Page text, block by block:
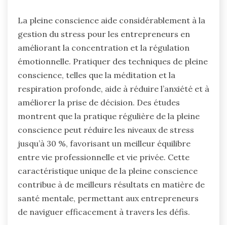
La pleine conscience aide considérablement à la
gestion du stress pour les entrepreneurs en
améliorant la concentration et la régulation
émotionnelle. Pratiquer des techniques de pleine
conscience, telles que la méditation et la
respiration profonde, aide à réduire l’anxiété et à
améliorer la prise de décision. Des études
montrent que la pratique régulière de la pleine
conscience peut réduire les niveaux de stress
jusqu’à 30 %, favorisant un meilleur équilibre
entre vie professionnelle et vie privée. Cette
caractéristique unique de la pleine conscience
contribue à de meilleurs résultats en matière de
santé mentale, permettant aux entrepreneurs
de naviguer efficacement à travers les défis.